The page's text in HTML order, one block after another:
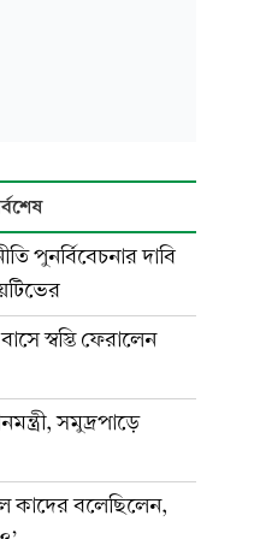
পুনর্বিবেচনার দাবি
স্বস্তি ফেরালেন
সমুদ্রপাড়ে
বলেছিলেন,